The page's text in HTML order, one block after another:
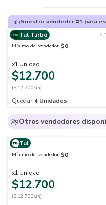
Nuestro vendedor #1 para
Tul Turbo
Mínimo del vendedor $0
x1 Unidad
$12.700
($ 12.700/un)
Quedan4 Unidades
Otros vendedores
Tul
Mínimo del vendedor $0
x1 Unidad
$12.700
($ 12.700/un)